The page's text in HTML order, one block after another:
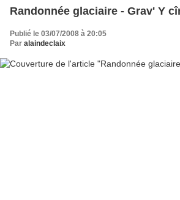
Randonnée glaciaire - Grav' Y
Publié le 03/07/2008 à 20:05
Par alaindeclaix